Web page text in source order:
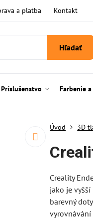
a platba Kontakt
Hľadať
Príslušenstvo Farbenie
Úvod 3D
Creality
jako je
barevný
vyrovnávání